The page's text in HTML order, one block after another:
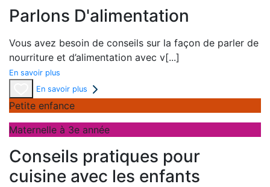
Parlons D'alimentation
Vous avez besoin de conseils sur la façon de parler de
nourriture et d’alimentation avec v[...]
En savoir plus
En savoir plus
Petite enfance
Maternelle à 3e année
Conseils pratiques pour
cuisine avec les enfants